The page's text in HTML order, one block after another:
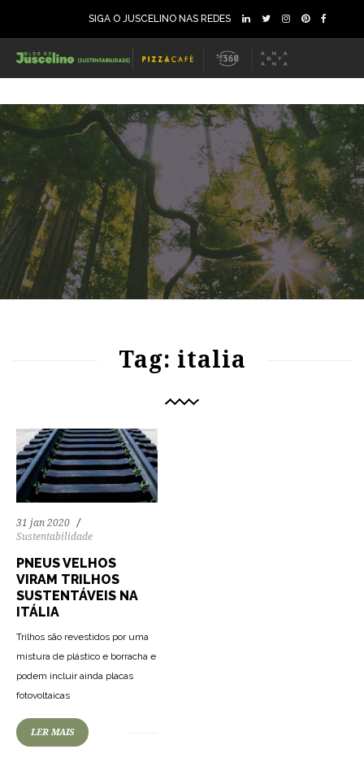
SIGA O JUSCELINO NAS REDES
Tag: italia
31 jan 2020
Sustentabilidade
PNEUS VELHOS
VIRAM TRILHOS
SUSTENTÁVEIS NA
ITÁLIA
Trilhos são revestidos por uma
mistura de plástico e borracha e
podem incluir ainda placas
fotovoltaicas
LER MAIS